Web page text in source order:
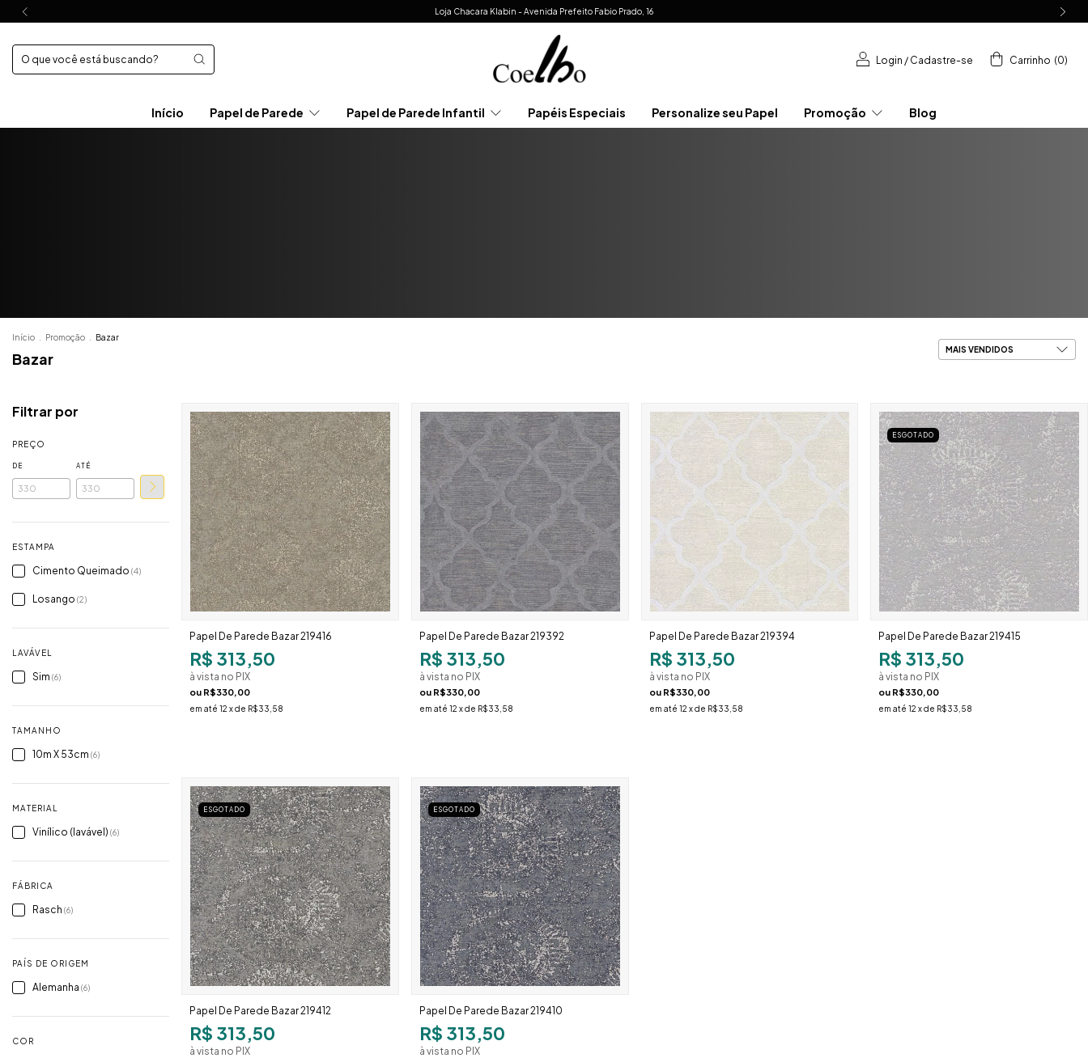
Loja Chacara Klabin - Avenida Prefeito Fabio Prado, 16
Login / Cadastre-se Carrinho (0)
Início Papel de Parede Papel de Parede Infantil Papéis Especiais Personalize seu Papel Promoção Blog
Início Promoção Bazar
Bazar
Filtrar por
PREÇO
DE ATÉ
ESTAMPA
Cimento Queimado (4)
Losango (2)
LAVÁVEL
Sim (6)
TAMANHO
10m X 53cm (6)
MATERIAL
Vinílico (lavável) (6)
FÁBRICA
Rasch (6)
PAÍS DE ORIGEM
Alemanha (6)
COR
Papel De Parede Bazar 219416
R$ 313,50
à vista no PIX
ou R$330,00
em até 12 x de R$33,58
Papel De Parede Bazar 219392
R$ 313,50
à vista no PIX
ou R$330,00
em até 12 x de R$33,58
Papel De Parede Bazar 219394
R$ 313,50
à vista no PIX
ou R$330,00
em até 12 x de R$33,58
ESGOTADO
Papel De Parede Bazar 219415
R$ 313,50
à vista no PIX
ou R$330,00
em até12 x de R$33,58
ESGOTADO
Papel De Parede Bazar 219412
R$ 313,50
à vista no PIX
ESGOTADO
Papel De Parede Bazar 219410
R$ 313,50
à vista no PIX